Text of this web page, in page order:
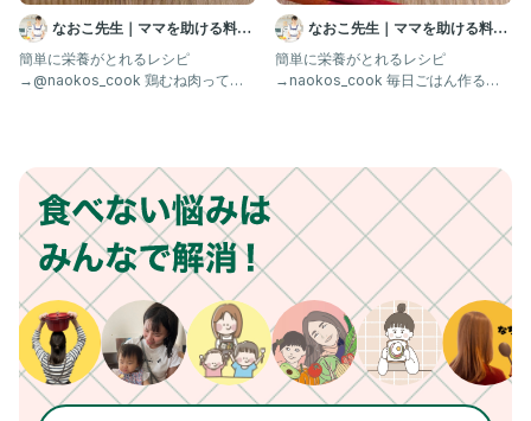
#キャベツレシピ
#保育園給食レシピ
#幼児食
#幼児食レシピ
#1歳ごはん
#2歳ごはん
#3歳ごはん
#管理栄養士ママ
#野菜嫌い克服
#親子ごはんの悩みサポート
なおこ先生｜ママを助ける料理
の基本
簡単に栄養がとれるレシピ
→@naokos_cook 鶏むね肉ってパ
なおこ先生｜ママを助ける料理
の基本
簡単に栄養がとれるレシピ
→naokos_cook 毎日ごはん作るの